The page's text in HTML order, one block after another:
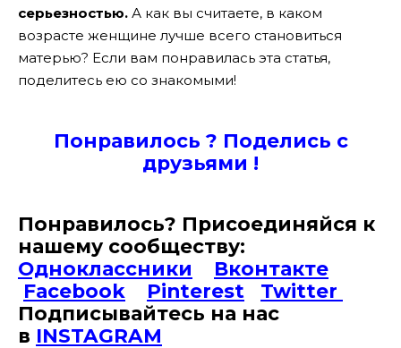
серьезностью. А как вы считаете, в каком
возрасте женщине лучше всего становиться
матерью? Если вам понравилась эта статья,
поделитесь ею со знакомыми!
Понравилось ? Поделись с
друзьями !
Понравилось? Присоединяйся к
нашему сообществу:
Одноклассники
Вконтакте
Facebook
Pinterest
Twitter
Подписывайтесь на наc
в INSTAGRAM